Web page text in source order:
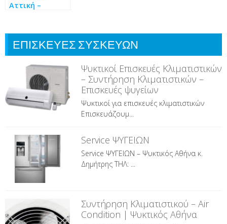
Αττική –
ΕΠΙΣΚΕΥΕΣ ΣΥΣΚΕΥΩΝ
Ψυκτικοί Επισκευές Κλιματιστικών
– Συντήρηση Κλιματιστικών –
Επισκευές ψυγείων
Ψυκτικοί για επισκευές κλιματιστικών
Επισκευάζουμ...
Service ΨΥΓΕΙΩΝ
Service ΨΥΓΕΙΩΝ – Ψυκτικός Αθήνα κ.
Δημήτρης ΤΗΛ: ...
Συντήρηση Κλιματιστικού – Air
Condition | Ψυκτικός Αθήνα